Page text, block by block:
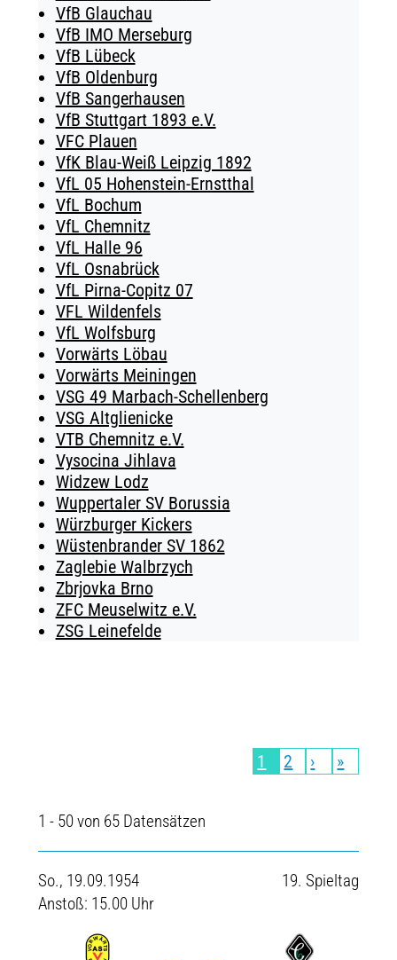
VfB Glauchau
VfB IMO Merseburg
VfB Lübeck
VfB Oldenburg
VfB Sangerhausen
VfB Stuttgart 1893 e.V.
VFC Plauen
VfK Blau-Weiß Leipzig 1892
VfL 05 Hohenstein-Ernstthal
VfL Bochum
VfL Chemnitz
VfL Halle 96
VfL Osnabrück
VfL Pirna-Copitz 07
VFL Wildenfels
VfL Wolfsburg
Vorwärts Löbau
Vorwärts Meiningen
VSG 49 Marbach-Schellenberg
VSG Altglienicke
VTB Chemnitz e.V.
Vysocina Jihlava
Widzew Lodz
Wuppertaler SV Borussia
Würzburger Kickers
Wüstenbrander SV 1862
Zaglebie Walbrzych
Zbrjovka Brno
ZFC Meuselwitz e.V.
ZSG Leinefelde
1 2 › »
1 - 50 von 65 Datensätzen
So., 19.09.1954
Anstoß: 15.00 Uhr
19. Spieltag